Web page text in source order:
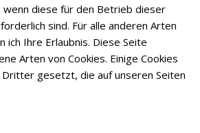
wenn diese für den Betrieb dieser
sind. Für alle anderen Arten
ich Ihre Erlaubnis. Diese Seite
Arten von Cookies. Einige Cookies
gesetzt, die auf unseren Seiten